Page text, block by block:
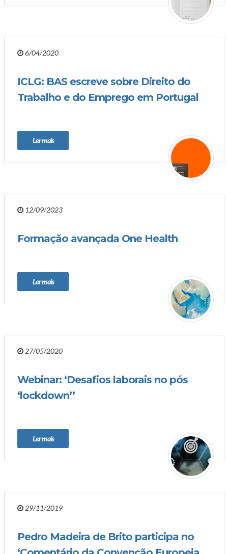
6/04/2020
ICLG: BAS escreve sobre Direito do
Trabalho e do Emprego em Portugal
Ler mais
12/09/2023
Formação avançada One Health
Ler mais
27/05/2020
Webinar: ‘Desafios laborais no pós
‘lockdown’’
Ler mais
29/11/2019
Pedro Madeira de Brito participa no